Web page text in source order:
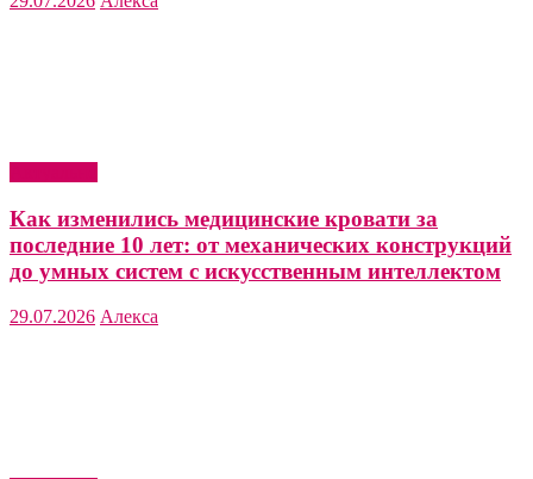
Как изменились медицинские кровати за
последние 10 лет: от механических конструкций
до умных систем с искусственным интеллектом
29.07.2026 Алекса